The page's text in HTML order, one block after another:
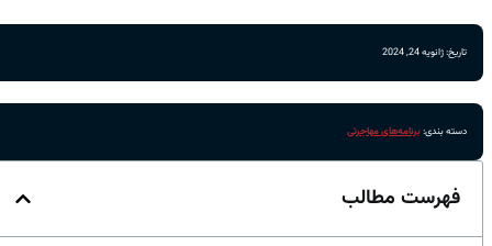
تاریخ: ژانویه 24, 2024
دسته بندی:برنامه‌های مهاجرتی
فهرست مطالب